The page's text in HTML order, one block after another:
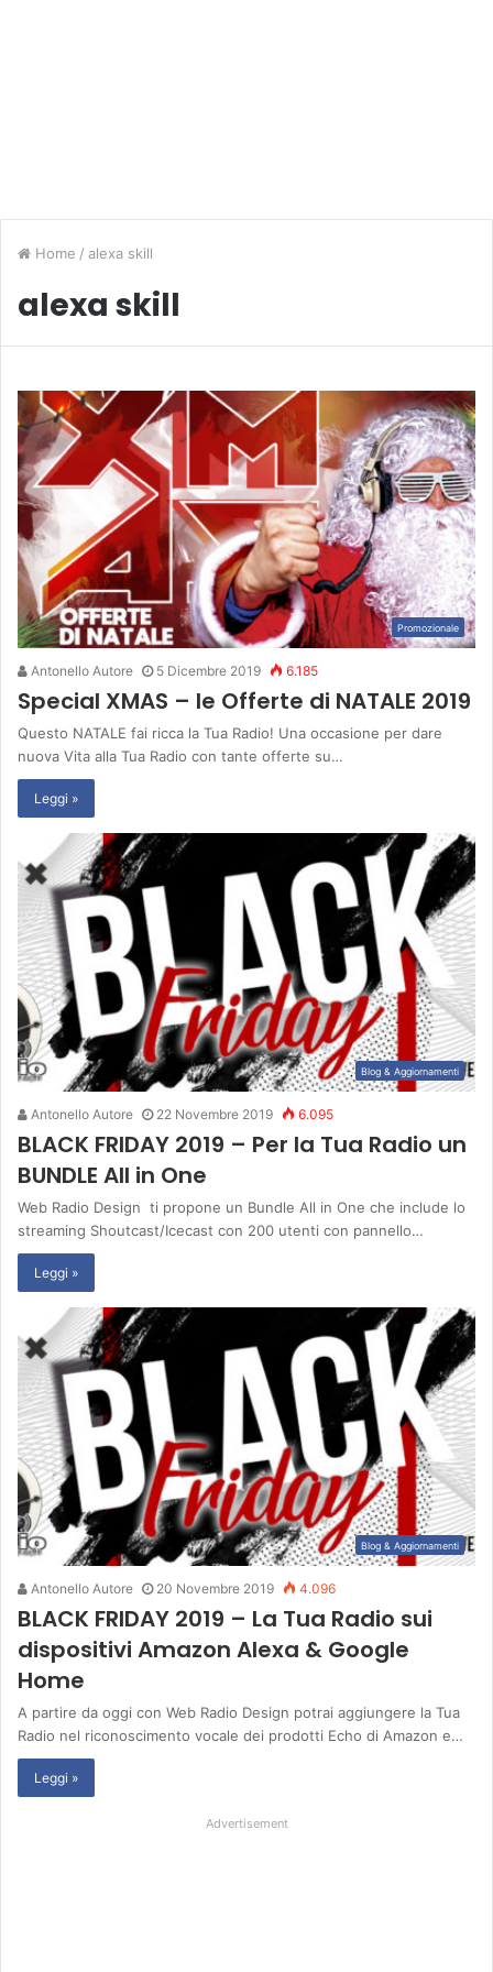
Home / alexa skill
alexa skill
Promozionale
Antonello Autore 5 Dicembre 2019 6.185
Special XMAS – le Offerte di NATALE 2019
Questo NATALE fai ricca la Tua Radio! Una occasione per dare
nuova Vita alla Tua Radio con tante offerte su…
Leggi »
Blog & Aggiornamenti
Antonello Autore 22 Novembre 2019 6.095
BLACK FRIDAY 2019 – Per la Tua Radio un
BUNDLE All in One
Web Radio Design ti propone un Bundle All in One che include lo
streaming Shoutcast/Icecast con 200 utenti con pannello…
Leggi »
Blog & Aggiornamenti
Antonello Autore 20 Novembre 2019 4.096
BLACK FRIDAY 2019 – La Tua Radio sui
dispositivi Amazon Alexa & Google
Home
A partire da oggi con Web Radio Design potrai aggiungere la Tua
Radio nel riconoscimento vocale dei prodotti Echo di Amazon e…
Leggi »
Advertisement